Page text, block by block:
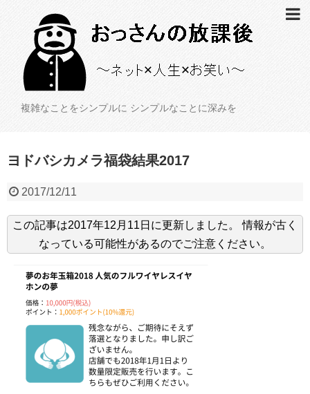
複雑なことをシンプルに シンプルなことに深みを
ヨドバシカメラ福袋結果2017
2017/12/11
この記事は2017年12月11日 に更新しました。
情報が古く
なっている可能性があるのでご注意ください。